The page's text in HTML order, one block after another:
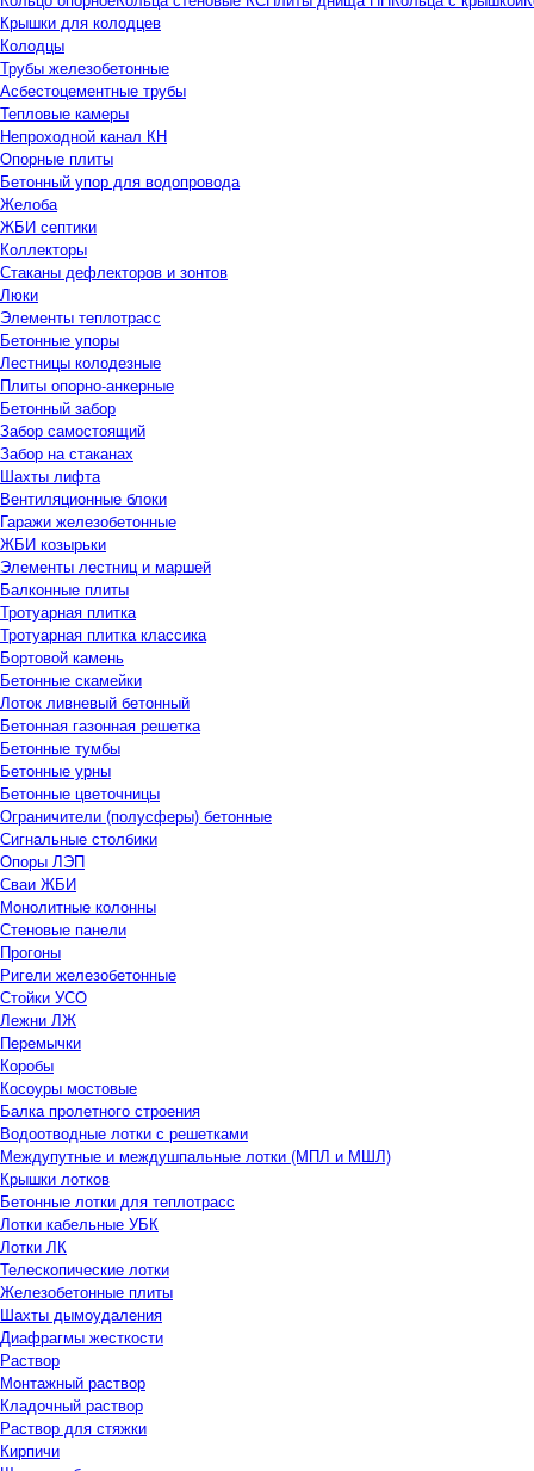
Крышки для колодцев
Колодцы
Трубы железобетонные
Асбестоцементные трубы
Тепловые камеры
Непроходной канал КН
Опорные плиты
Бетонный упор для водопровода
Желоба
ЖБИ септики
Коллекторы
Стаканы дефлекторов и зонтов
Люки
Элементы теплотрасс
Бетонные упоры
Лестницы колодезные
Плиты опорно-анкерные
Бетонный забор
Забор самостоящий
Забор на стаканах
Шахты лифта
Вентиляционные блоки
Гаражи железобетонные
ЖБИ козырьки
Элементы лестниц и маршей
Балконные плиты
Тротуарная плитка
Тротуарная плитка классика
Бортовой камень
Бетонные скамейки
Лоток ливневый бетонный
Бетонная газонная решетка
Бетонные тумбы
Бетонные урны
Бетонные цветочницы
Ограничители (полусферы) бетонные
Сигнальные столбики
Опоры ЛЭП
Сваи ЖБИ
Монолитные колонны
Стеновые панели
Прогоны
Ригели железобетонные
Стойки УСО
Лежни ЛЖ
Перемычки
Коробы
Косоуры мостовые
Балка пролетного строения
Водоотводные лотки с решетками
Междупутные и междушпальные лотки (МПЛ и МШЛ)
Крышки лотков
Бетонные лотки для теплотрасс
Лотки кабельные УБК
Лотки ЛК
Телескопические лотки
Железобетонные плиты
Шахты дымоудаления
Диафрагмы жесткости
Раствор
Монтажный раствор
Кладочный раствор
Раствор для стяжки
Кирпичи